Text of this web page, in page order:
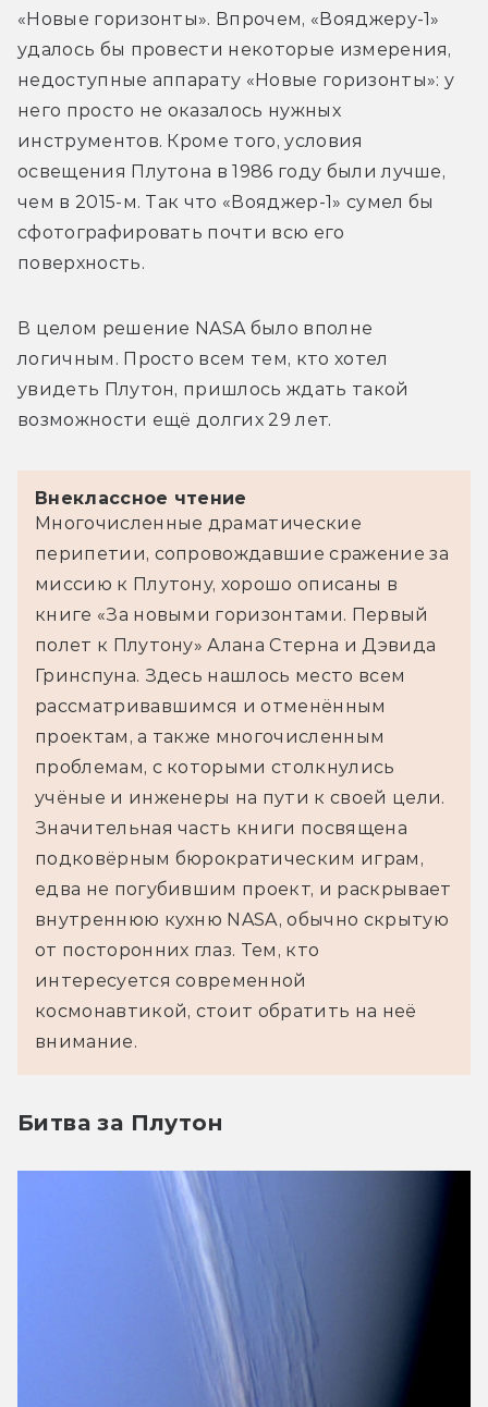
«Новые горизонты». Впрочем, «Вояджеру-1»
удалось бы провести некоторые измерения,
недоступные аппарату «Новые горизонты»: у
него просто не оказалось нужных
инструментов. Кроме того, условия
освещения Плутона в 1986 году были лучше,
чем в 2015-м. Так что «Вояджер-1» сумел бы
сфотографировать почти всю его
поверхность.
В целом решение NASA было вполне
логичным. Просто всем тем, кто хотел
увидеть Плутон, пришлось ждать такой
возможности ещё долгих 29 лет.
Внеклассное чтение
Многочисленные драматические
перипетии, сопровождавшие сражение за
миссию к Плутону, хорошо описаны в
книге «За новыми горизонтами. Первый
полет к Плутону» Алана Стерна и Дэвида
Гринспуна. Здесь нашлось место всем
рассматривавшимся и отменённым
проектам, а также многочисленным
проблемам, с которыми столкнулись
учёные и инженеры на пути к своей цели.
Значительная часть книги посвящена
подковёрным бюрократическим играм,
едва не погубившим проект, и раскрывает
внутреннюю кухню NASA, обычно скрытую
от посторонних глаз. Тем, кто
интересуется современной
космонавтикой, стоит обратить на неё
внимание.
Битва за Плутон